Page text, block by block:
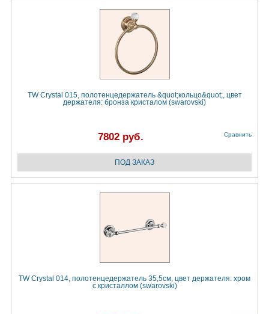
TW Crystal 015, полотенцедержатель &quot;кольцо&quot;, цвет
держателя: бронза кристалом (swarovski)
7802 руб. Сравнить
TW Crystal 014, полотенцедержатель 35,5см, цвет держателя: хром
с кристаллом (swarovski)